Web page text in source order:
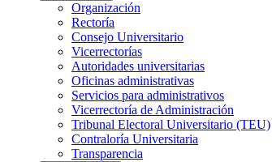
Organización
Rectoría
Consejo Universitario
Vicerrectorías
Autoridades universitarias
Oficinas administrativas
Servicios para administrativos
Vicerrectoría de Administración
Tribunal Electoral Universitario (TEU)
Contraloría Universitaria
Transparencia